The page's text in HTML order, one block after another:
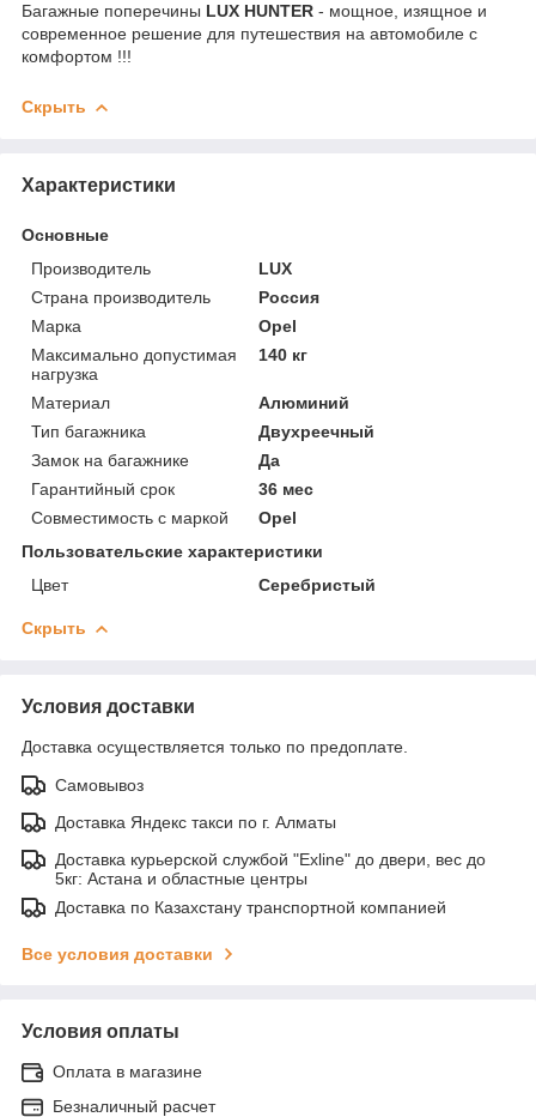
Багажные поперечины LUX HUNTER - мощное, изящное и
современное решение для путешествия на автомобиле с
комфортом !!!
Скрыть
Характеристики
Основные
Производитель
LUX
Страна производитель
Россия
Марка
Opel
Максимально допустимая
нагрузка
140 кг
Материал
Алюминий
Тип багажника
Двухреечный
Замок на багажнике
Да
Гарантийный срок
36 мес
Совместимость с маркой
Opel
Пользовательские характеристики
Цвет
Серебристый
Скрыть
Условия доставки
Доставка осуществляется только по предоплате.
Самовывоз
Доставка Яндекс такси по г. Алматы
Доставка курьерской службой "Exline" до двери, вес до
5кг: Астана и областные центры
Доставка по Казахстану транспортной компанией
Все условия доставки
Условия оплаты
Оплата в магазине
Безналичный расчет